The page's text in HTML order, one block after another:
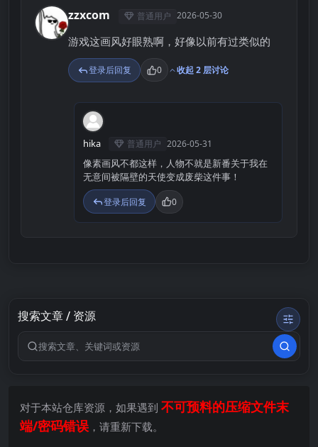
Z zzxcom 普通用户 2026-05-30
游戏这画风好眼熟啊，好像以前有过类似的
登录后回复 0 收起 2 层讨论
H
hika 普通用户 2026-05-31
像素画风不都这样，人物不就是新番关于我在
无意间被隔壁的天使变成废柴这件事！
登录后回复 0
搜索文章 / 资源
搜索关键词
对于本站仓库资源，如果遇到 不可预料的压缩文件末
端/密码错误 ，请重新下载。